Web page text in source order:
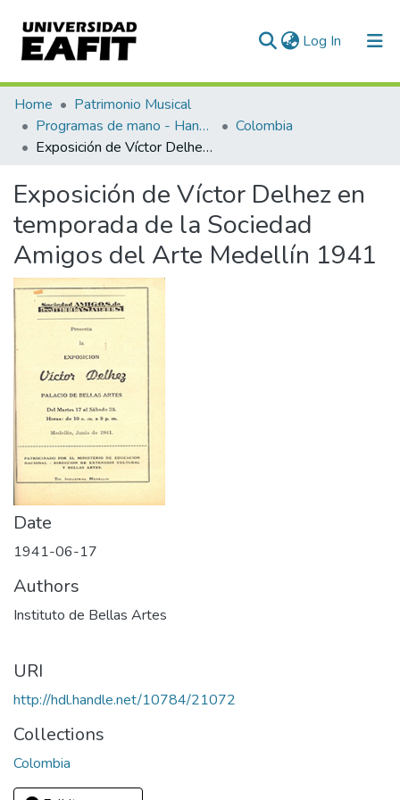
Log In (current)
Communities & Collections
All of DSpace
Home
Patrimonio Musical
Programas de mano - Hand programs
Colombia
Exposición de Víctor Delhez en temporada de la Sociedad Amigos del Arte Medellín 1941
Exposición de Víctor Delhez en
temporada de la Sociedad
Amigos del Arte Medellín 1941
Date
1941-06-17
Authors
Instituto de Bellas Artes
URI
http://hdl.handle.net/10784/21072
Collections
Colombia